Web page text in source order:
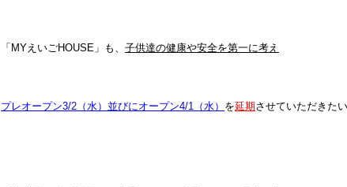
「MYえいごHOUSE」も、 子供達の健康や安全を第一に考え
プレオープン3/2（水）並びにオープン4/1（水） を延期させていただきた